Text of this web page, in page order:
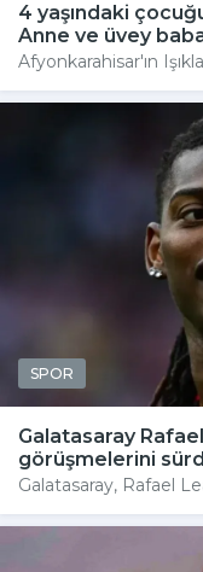
4 yaşındaki
Anne ve üvey baba
Afyonkarahisar'ın
SPOR
Galatasaray
görüşmelerini
Galatasaray, Rafael